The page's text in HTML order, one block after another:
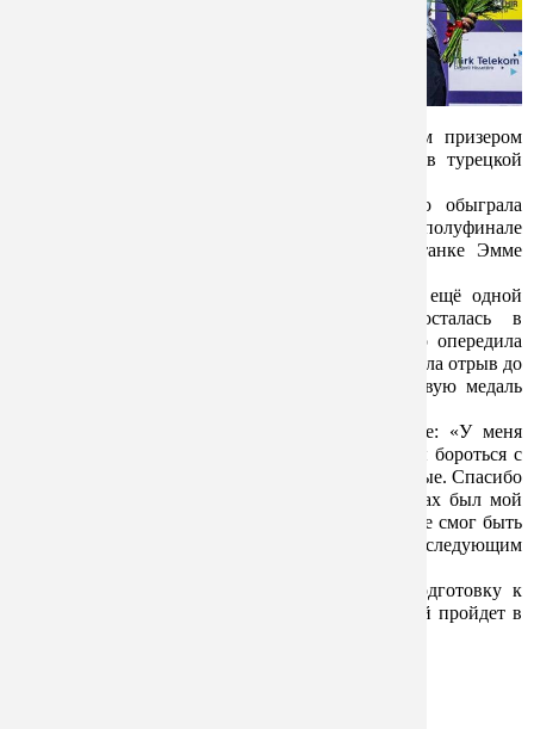
Велогонщица Алина Лысенко стала бронзовым призером
чемпионата Европы по трековому велоспорту в турецкой
В спринтерском четвертьфинале она уверенно обыграла
опытную немку Паулину Грабош. Однако в полуфинале
уступила будущей чемпионке Европы — британке Эмме
В гонке за третье место Алина встретилась с ещё одной
немкой, Лией Софи Фридрих. Победа досталась в
напряженной борьбе: в первом раунде Лысенко опередила
соперницу на 0,006 секунды, а во втором увеличила отрыв до
0,083 секунды. Эти заезды принесли ей бронзовую медаль
Сама Алина хорошо оценила своё выступление: «У меня
неплохая форма, но ее пока недостаточно, чтобы бороться с
лидерами. Эмоции в любом случае положительные. Спасибо
всем за поддержку, я очень рада, что на трибунах был мой
тренер, смотрел мое выступление вживую, хотя не смог быть
рядом. Будем работать дальше и готовиться к следующим
После чемпионата Европы гонщица начнет подготовку к
первому этапу Кубка мира в Австралии, который пройдет в